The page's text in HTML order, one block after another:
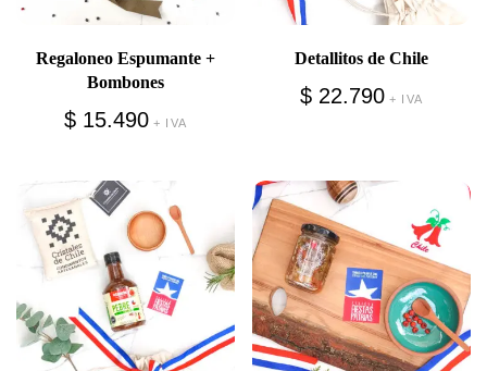
Regaloneo Espumante +
Bombones
$15.490 + IVA
Detallitos de Chile
$22.790 + IVA